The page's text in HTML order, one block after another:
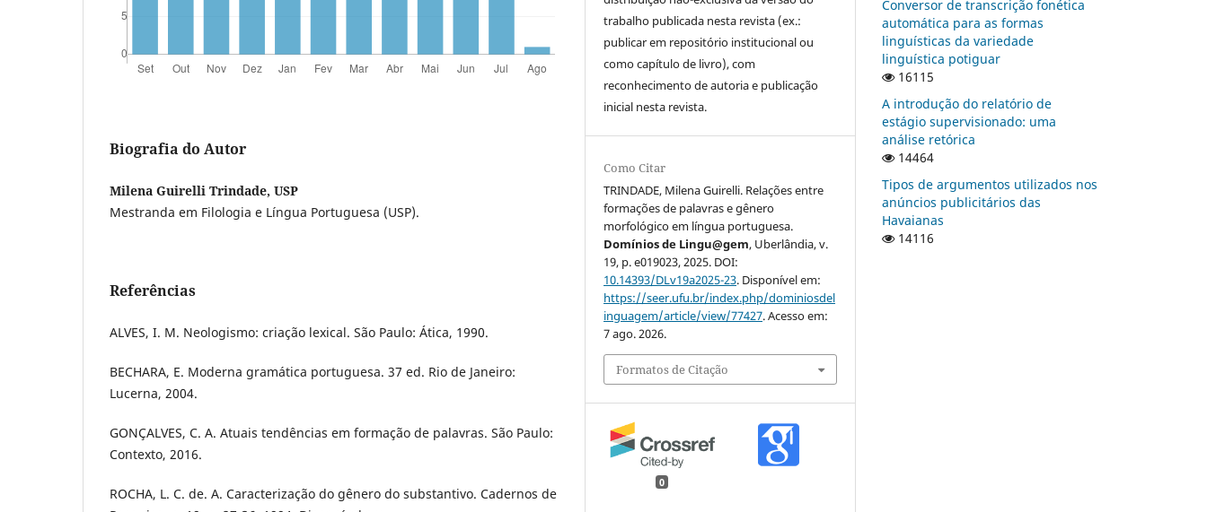
Biografia do Autor
Milena Guirelli Trindade, USP
Mestranda em Filologia e Língua Portuguesa (USP).
Referências
ALVES, I. M. Neologismo: criação lexical. São Paulo: Ática, 1990.
BECHARA, E. Moderna gramática portuguesa. 37 ed. Rio de Janeiro:
Lucerna, 2004.
GONÇALVES, C. A. Atuais tendências em formação de palavras. São Paulo:
Contexto, 2016.
ROCHA, L. C. de. A. Caracterização do gênero do substantivo. Cadernos de
trabalho publicada nesta revista (ex.:
publicar em repositório institucional ou
como capítulo de livro), com
reconhecimento de autoria e publicação
inicial nesta revista.
Como Citar
TRINDADE, Milena Guirelli. Relações entre
formações de palavras e gênero
morfológico em língua portuguesa.
Domínios de Lingu@gem, Uberlândia, v.
19, p. e019023, 2025. DOI:
10.14393/DLv19a2025-23. Disponível em:
https://seer.ufu.br/index.php/dominiosdel
inguagem/article/view/77427. Acesso em:
7 ago. 2026.
Formatos de Citação
0
Conversor de transcrição fonética
automática para as formas
linguísticas da variedade
linguística potiguar
16115
A introdução do relatório de
estágio supervisionado: uma
análise retórica
14464
Tipos de argumentos utilizados nos
anúncios publicitários das
Havaianas
14116